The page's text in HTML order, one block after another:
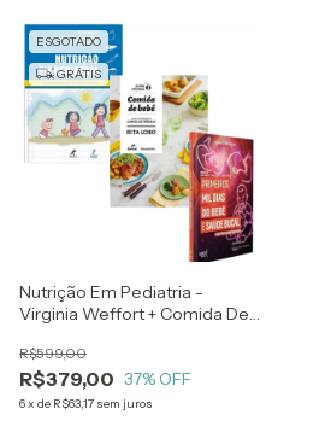
ESGOTADO
GRÁTIS
Nutrição Em Pediatria -
Virginia Weffort + Comida De
Mil Dias Do Bebe - Jenny
Abanto
R$379,00
R$599,00
37% OFF
6x de R$63,17 sem juros